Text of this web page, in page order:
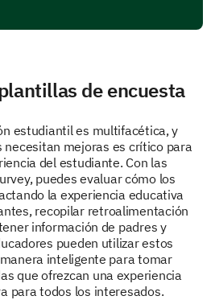
de encuesta
estudiantil es multifacética, y
mejoras es crítico para
del estudiante. Con las
puedes evaluar cómo los
la experiencia educativa
recopilar retroalimentación
información de padres y
pueden utilizar estos
inteligente para tomar
que ofrezcan una experiencia
para todos los interesados.